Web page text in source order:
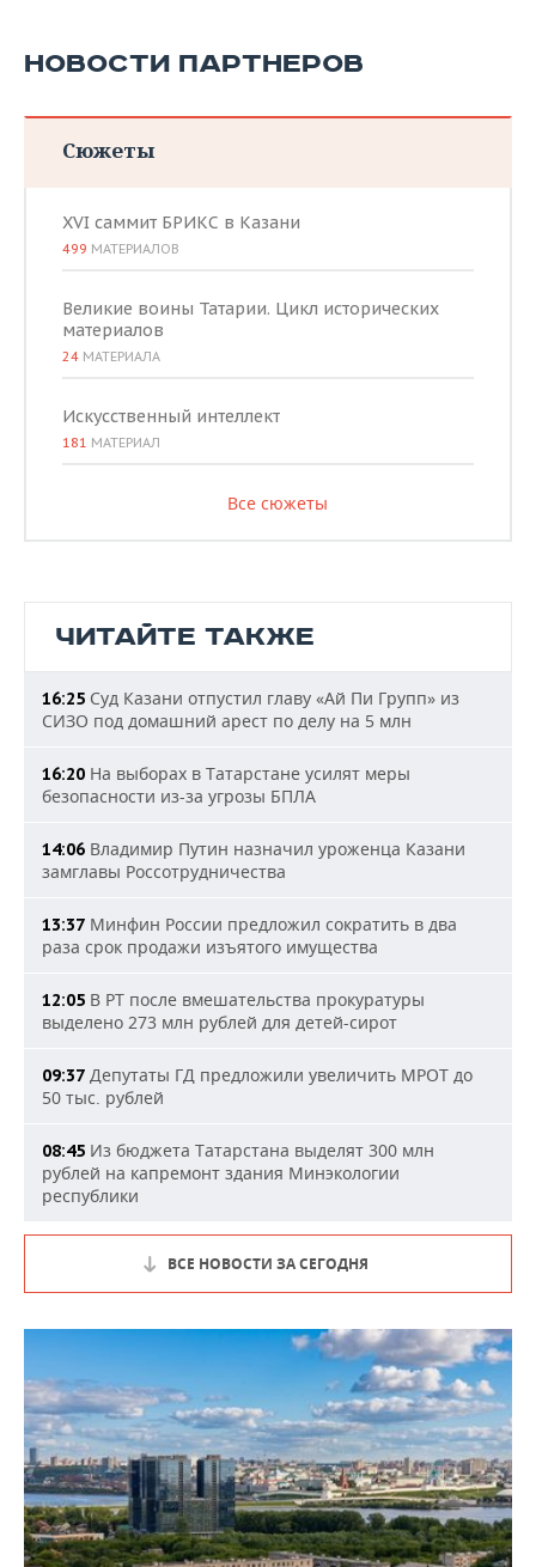
НОВОСТИ ПАРТНЕРОВ
Сюжеты
XVI саммит БРИКС в Казани
499 МАТЕРИАЛОВ
Великие воины Татарии. Цикл исторических
материалов
24 МАТЕРИАЛА
Искусственный интеллект
181 МАТЕРИАЛ
Все сюжеты
ЧИТАЙТЕ ТАКЖЕ
16:25 Суд Казани отпустил главу «Ай Пи Групп» из
СИЗО под домашний арест по делу на 5 млн
16:20 На выборах в Татарстане усилят меры
безопасности из-за угрозы БПЛА
14:06 Владимир Путин назначил уроженца Казани
замглавы Россотрудничества
13:37 Минфин России предложил сократить в два
раза срок продажи изъятого имущества
12:05 В РТ после вмешательства прокуратуры
выделено 273 млн рублей для детей-сирот
09:37 Депутаты ГД предложили увеличить МРОТ до
50 тыс. рублей
08:45 Из бюджета Татарстана выделят 300 млн
рублей на капремонт здания Минэкологии
республики
ВСЕ НОВОСТИ ЗА СЕГОДНЯ